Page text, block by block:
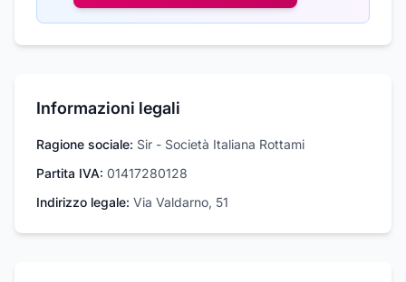
Informazioni legali
Ragione sociale: Sir - Società Italiana Rottami
Partita IVA: 01417280128
Indirizzo legale: Via Valdarno, 51